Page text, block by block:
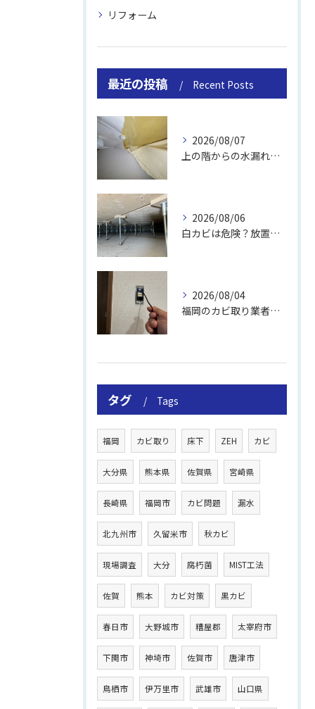
リフォーム
最近の投稿 Recent Posts
2026/08/07
上の階からの水漏れでカビ｜対処法と業者
2026/08/06
白カビは危険？放置のリスクと取り方
2026/08/04
福岡のカビ取り業者おすすめの選び方と費用
タグ Tags
福岡 カビ取り 床下 ZEH カビ
大分県 熊本県 佐賀県 宮崎県
長崎県 福岡市 カビ問題 漏水
北九州市 久留米市 秋カビ
現場調査 大分 腐朽菌 MIST工法
佐賀 熊本 カビ対策 黒カビ
春日市 大野城市 糟屋郡 太宰府市
下関市 神埼市 佐賀市 唐津市
鳥栖市 伊万里市 武雄市 山口県